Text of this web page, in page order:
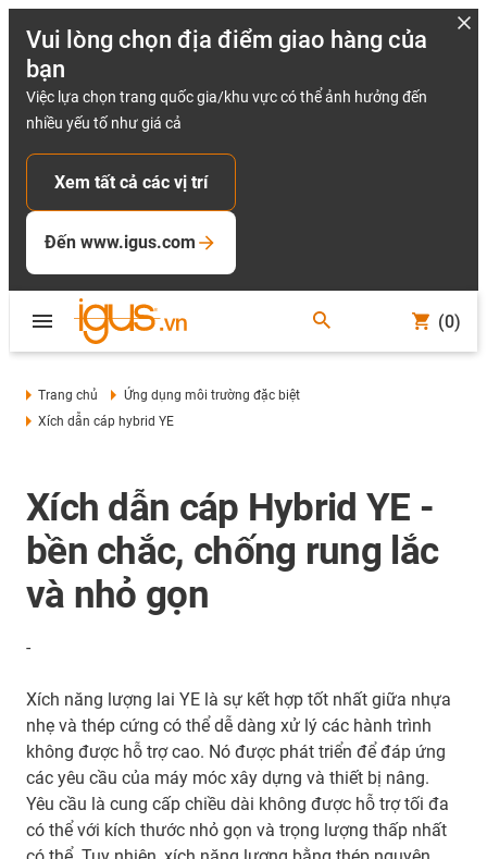
Vui lòng chọn địa điểm giao hàng của
bạn
Việc lựa chọn trang quốc gia/khu vực có thể ảnh hưởng đến
nhiều yếu tố như giá cả
Xem tất cả các vị trí
Đến www.igus.com
(0)
Trang chủ
Ứng dụng môi trường đặc biệt
Xích dẫn cáp hybrid YE
Xích dẫn cáp Hybrid YE -
bền chắc, chống rung lắc
và nhỏ gọn
-
Xích năng lượng lai YE là sự kết hợp tốt nhất giữa nhựa
nhẹ và thép cứng có thể dễ dàng xử lý các hành trình
không được hỗ trợ cao. Nó được phát triển để đáp ứng
các yêu cầu của máy móc xây dựng và thiết bị nâng.
Yêu cầu là cung cấp chiều dài không được hỗ trợ tối đa
có thể với kích thước nhỏ gọn và trọng lượng thấp nhất